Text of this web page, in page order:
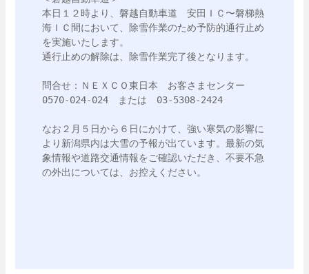
本日１２時より、磐越自動車道　安田ＩＣ〜磐梯熱
海ＩＣ間において、除雪作業のため予防的通行止め
を実施いたします。
通行止めの解除は、除雪作業完了後となります。
問合せ：ＮＥＸＣＯ東日本　お客さまセンター
0570-024-024　または　03-5308-2424
なお２月５日から６日にかけて、強い寒気の影響に
より新潟県内は大雪の予報が出ています。最新の気
象情報や道路交通情報をご確認いただき、不要不急
の外出については、お控えください。